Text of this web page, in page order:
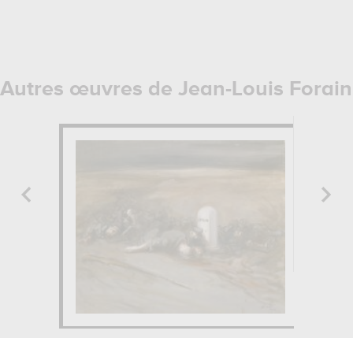
Autres œuvres de Jean-Louis Forain